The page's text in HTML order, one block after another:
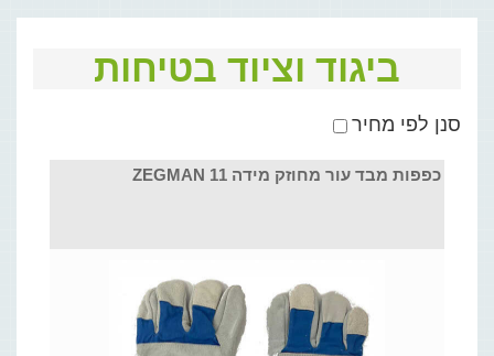
ביגוד וציוד בטיחות
סנן לפי מחיר
כפפות מבד עור מחוזק מידה 11 ZEGMAN